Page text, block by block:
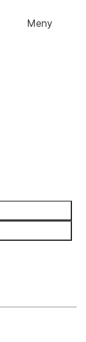
Meny